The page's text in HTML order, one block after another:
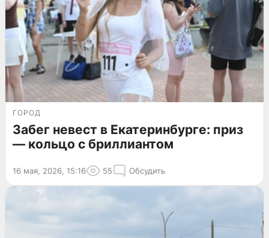
ГОРОД
Забег невест в Екатеринбурге: приз
— кольцо с бриллиантом
16 мая, 2026, 15:16 55 Обсудить